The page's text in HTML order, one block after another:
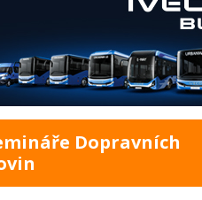
Dopravních